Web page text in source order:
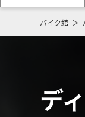
バイク館
デ